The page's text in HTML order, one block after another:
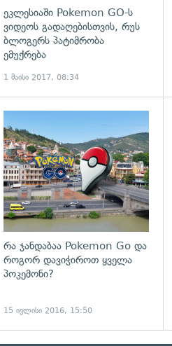
ეკლესიაში Pokemon GO-ს
ვიდეოს გადაღებისთვის, რუს
ბლოგერს პატიმრობა
ემუქრება
1 მაისი 2017, 08:34
გადახედვა
რა ჯანდაბაა Pokemon Go და
როგორ დავიჭიროთ ყველა
პოკემონი?
15 ივლისი 2016, 15:50